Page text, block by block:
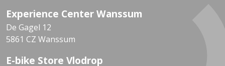
Experience Center Wanssum
De Gagel 12
5861 CZ Wanssum
E-bike Store Vlodrop